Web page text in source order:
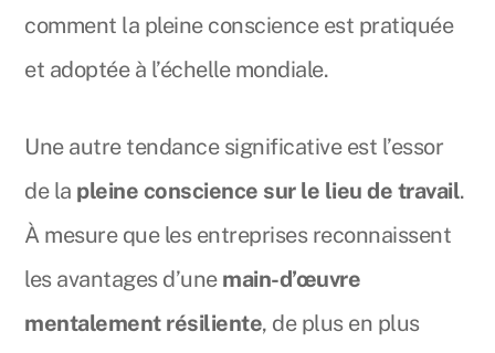
comment la pleine conscience est pratiquée
et adoptée à l’échelle mondiale.
Une autre tendance significative est l’essor
de la pleine conscience sur le lieu de travail.
À mesure que les entreprises reconnaissent
les avantages d’une main-d’œuvre
mentalement résiliente, de plus en plus